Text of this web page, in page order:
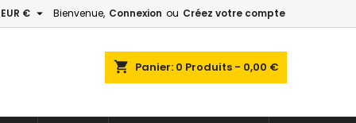
Bienvenue, Connexion ou Créez votre compte
EUR € 
shopping_cart Panier: 0 Produits - 0,00 €